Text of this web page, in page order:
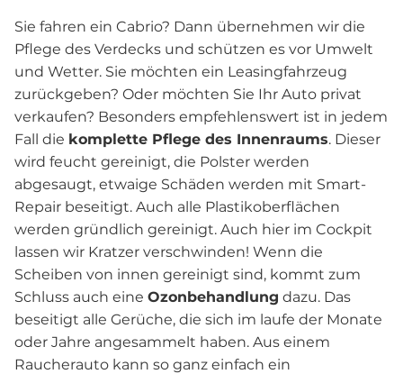
Sie fahren ein Cabrio? Dann übernehmen wir die
Pflege des Verdecks und schützen es vor Umwelt
und Wetter. Sie möchten ein Leasingfahrzeug
zurückgeben? Oder möchten Sie Ihr Auto privat
verkaufen? Besonders empfehlenswert ist in jedem
Fall die komplette Pflege des Innenraums. Dieser
wird feucht gereinigt, die Polster werden
abgesaugt, etwaige Schäden werden mit Smart-
Repair beseitigt. Auch alle Plastikoberflächen
werden gründlich gereinigt. Auch hier im Cockpit
lassen wir Kratzer verschwinden! Wenn die
Scheiben von innen gereinigt sind, kommt zum
Schluss auch eine Ozonbehandlung dazu. Das
beseitigt alle Gerüche, die sich im laufe der Monate
oder Jahre angesammelt haben. Aus einem
Raucherauto kann so ganz einfach ein